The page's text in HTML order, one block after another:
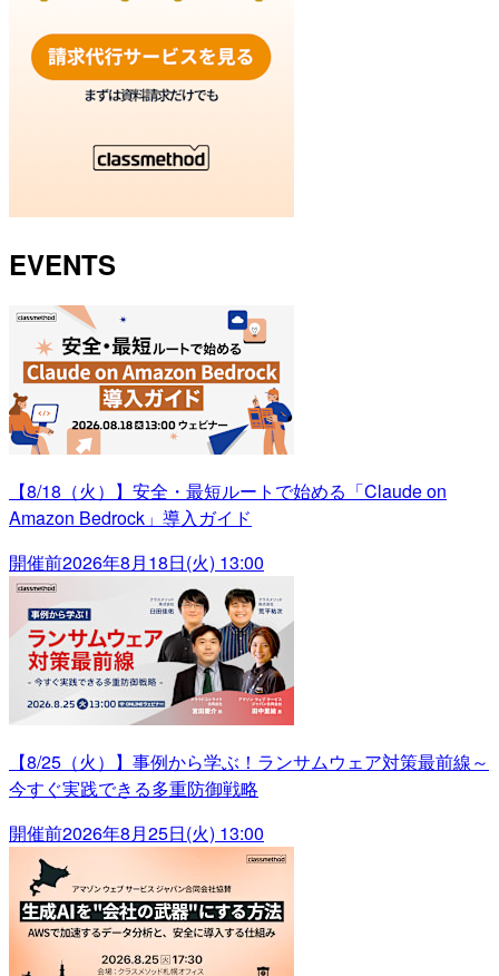
EVENTS
【8/18（火）】安全・最短ルートで始める「Claude on
Amazon Bedrock」導入ガイド
開催前2026年8月18日(火) 13:00
【8/25（火）】事例から学ぶ！ランサムウェア対策最前線～
今すぐ実践できる多重防御戦略
開催前2026年8月25日(火) 13:00